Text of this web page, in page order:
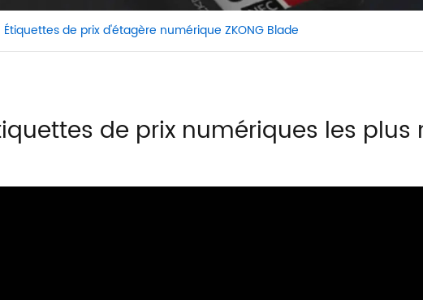
Étiquettes de prix d'étagère numérique ZKONG Blade
de prix numériques les